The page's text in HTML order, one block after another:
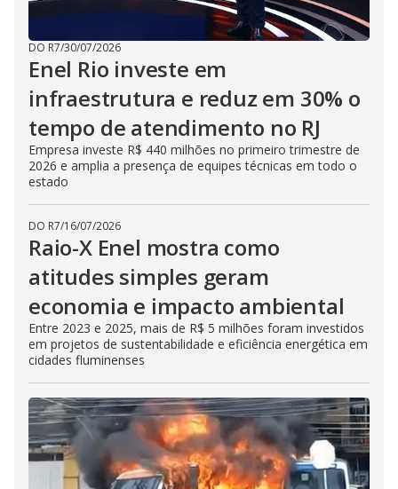
DO R7/30/07/2026
Enel Rio investe em
infraestrutura e reduz em 30% o
tempo de atendimento no RJ
Empresa investe R$ 440 milhões no primeiro trimestre de
2026 e amplia a presença de equipes técnicas em todo o
estado
DO R7/16/07/2026
Raio-X Enel mostra como
atitudes simples geram
economia e impacto ambiental
Entre 2023 e 2025, mais de R$ 5 milhões foram investidos
em projetos de sustentabilidade e eficiência energética em
cidades fluminenses